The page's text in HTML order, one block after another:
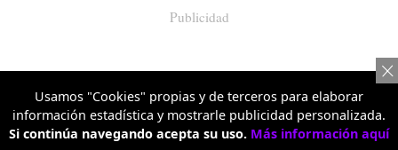
Publicidad
Usamos "Cookies" propias y de terceros para elaborar
información estadística y mostrarle publicidad personalizada.
Si continúa navegando acepta su uso. Más información aquí